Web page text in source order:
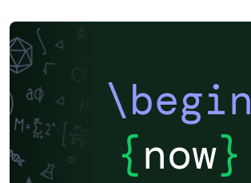
\begin
{now}